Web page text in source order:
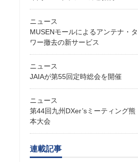
ニュース
MUSENモールによるアンテナ・タ
ワー撤去の新サービス
ニュース
JAIAが第55回定時総会を開催
ニュース
第44回九州DXer’sミーティング熊
本大会
連載記事